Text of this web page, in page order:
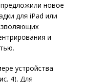
новое
для iPad или
и
устройства
4). Для